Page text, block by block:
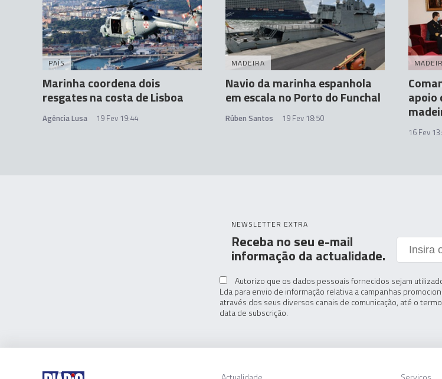
PAÍS
Marinha coordena dois
resgates na costa de Lisboa
Agência Lusa 19 Fev 19:44
MADEIRA
Navio da marinha espanhola
em escala no Porto do Funchal
Rúben Santos 19 Fev 18:50
apoio
16 Fev
NEWSLETTER EXTRA
Receba no seu e-mail
informação da actualidade.
Autorizo que os dados pessoais fornecidos sejam
Lda para envio de informação relativa a campanhas
através dos seus diversos canais de comunicação, até o
data de subscrição.